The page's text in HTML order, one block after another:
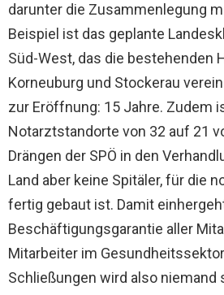
darunter die Zusammenlegung
Beispiel ist das geplante
Süd-West, das die bestehenden
Korneuburg und Stockerau
zur Eröffnung: 15 Jahre. Zudem
Notarztstandorte von 32 auf 21
Drängen der SPÖ in den
Land aber keine Spitäler, für die
fertig gebaut ist. Damit
Beschäftigungsgarantie aller
Mitarbeiter im
Schließungen wird also niemand